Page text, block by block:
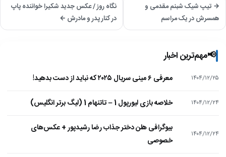
→ تیپ شیک شبنم مقدمی و
همسرش در یک مراسم
نگاه روز / عکس جدید شکیرا خواننده پاپ
در کنار پدر و مادرش ←
📢مهم‌ترین اخبار
۱۴۰۴/۱۲/۲۵ معرفی ۶ مینی سریال ۲۰۲۵ که نباید از دست بدهید!
۱۴۰۴/۱۲/۲۴ خلاصه بازی لیورپول 1 – تاتنهام 1 (لیگ برتر انگلیس)
۱۴۰۴/۱۲/۲۴
بیوگرافی هلن دختر جذاب رضا رشیدپور + عکس‌های
خصوصی